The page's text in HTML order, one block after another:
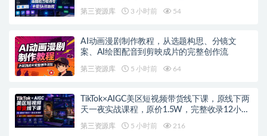
第三资源库 3 小时前 54
AI动画漫剧制作教程，从选题构思、分镜文
案、AI绘图配音到剪映成片的完整创作流
第三资源库 5 小时前 64
TikTok×AIGC美区短视频带货线下课，原线下两
天一夜实战课程，原价1.5W，完整收录12小时
第三资源库 5 小时前 216